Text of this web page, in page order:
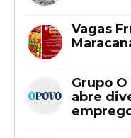
Vagas
Grupo
abre